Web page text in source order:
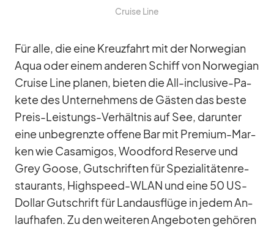
Cruise Line
Für alle, die eine Kreuz­fahrt mit der Nor­we­gian
Aqua oder ei­nem an­de­ren Schiff von Nor­we­gian
Cruise Line pla­nen, bie­ten die All-in­clu­sive-Pa­
kete des Un­ter­neh­mens de Gäs­ten das beste
Preis-Leis­tungs-Ver­hält­nis auf See, dar­un­ter
eine un­be­grenzte of­fene Bar mit Pre­mium-Mar­
ken wie Ca­sa­mi­gos, Wood­ford Re­serve und
Grey Goose, Gut­schrif­ten für Spe­zia­li­tä­ten­re­
stau­rants, High­speed-WLAN und eine 50 US-
Dol­lar Gut­schrift für Land­aus­flüge in je­dem An­
lauf­ha­fen. Zu den wei­te­ren An­ge­bo­ten ge­hö­ren